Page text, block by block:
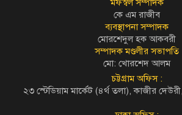
মফস্বল সম্পাদক
কে এম রাজীব
ব্যবস্থাপনা সম্পাদক
মোরশেদুল হক আকবরী
সম্পাদক মণ্ডলীর সভাপতি
মো: খোরশেদ আলম
চট্টগ্রাম অফিস :
২৩ স্টেডিয়াম মার্কেট (৪র্থ তলা), কাজীর